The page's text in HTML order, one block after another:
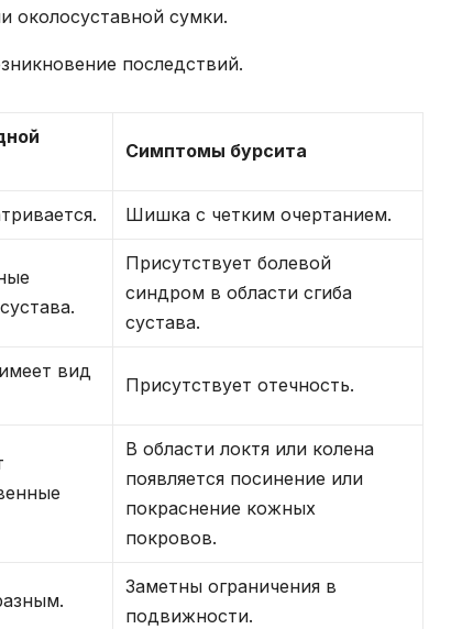
околосуставной сумки.
последствий.
Симптомы бурсита
Шишка с четким очертанием.
Присутствует болевой
синдром в области сгиба
сустава.
вид
Присутствует отечность.
В области локтя или колена
появляется посинение или
покраснение кожных
покровов.
Заметны ограничения в
подвижности.